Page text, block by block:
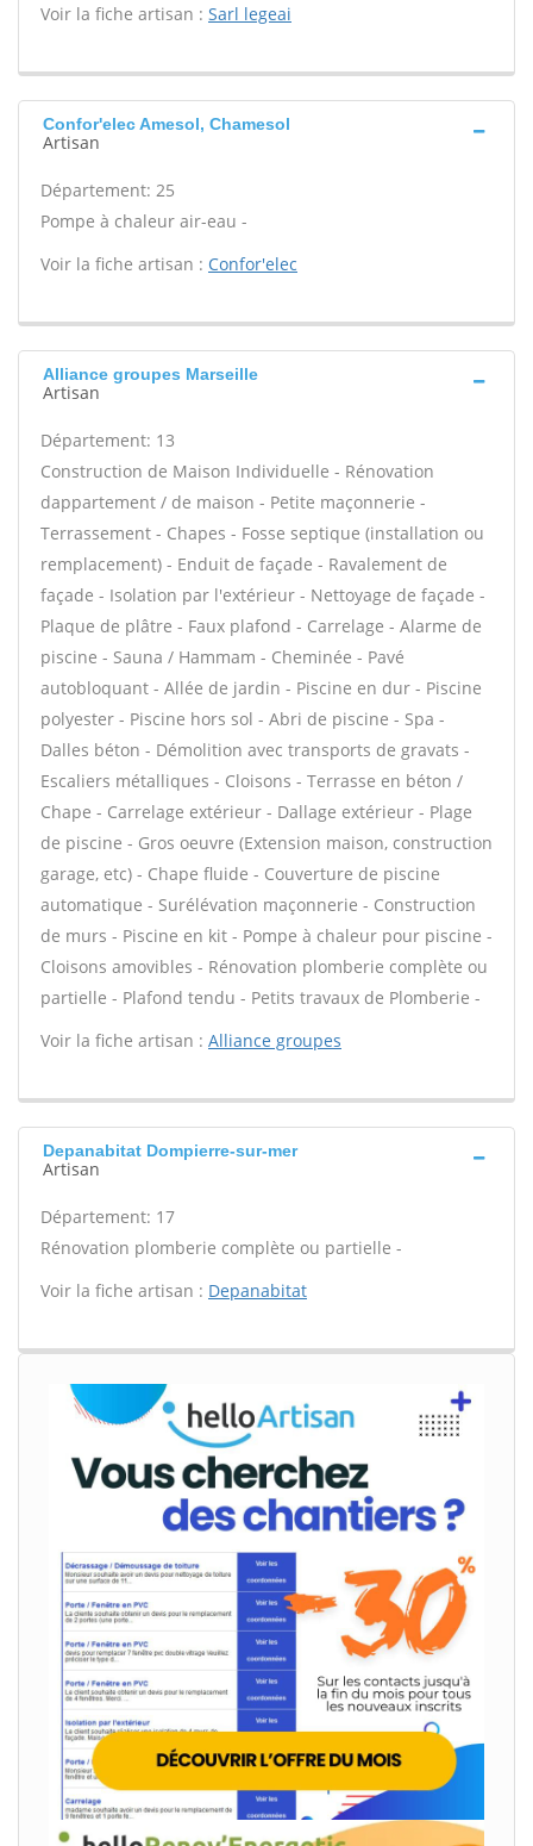
Voir la fiche artisan : Sarl legeai
Confor'elec Amesol, Chamesol
Artisan
Département: 25
Pompe à chaleur air-eau -
Voir la fiche artisan : Confor'elec
Alliance groupes Marseille
Artisan
Département: 13
Construction de Maison Individuelle - Rénovation
dappartement / de maison - Petite maçonnerie -
Terrassement - Chapes - Fosse septique (installation ou
remplacement) - Enduit de façade - Ravalement de
façade - Isolation par l'extérieur - Nettoyage de façade -
Plaque de plâtre - Faux plafond - Carrelage - Alarme de
piscine - Sauna / Hammam - Cheminée - Pavé
autobloquant - Allée de jardin - Piscine en dur - Piscine
polyester - Piscine hors sol - Abri de piscine - Spa -
Dalles béton - Démolition avec transports de gravats -
Escaliers métalliques - Cloisons - Terrasse en béton /
Chape - Carrelage extérieur - Dallage extérieur - Plage
de piscine - Gros oeuvre (Extension maison, construction
garage, etc) - Chape fluide - Couverture de piscine
automatique - Surélévation maçonnerie - Construction
de murs - Piscine en kit - Pompe à chaleur pour piscine -
Cloisons amovibles - Rénovation plomberie complète ou
partielle - Plafond tendu - Petits travaux de Plomberie -
Voir la fiche artisan : Alliance groupes
Depanabitat Dompierre-sur-mer
Artisan
Département: 17
Rénovation plomberie complète ou partielle -
Voir la fiche artisan : Depanabitat